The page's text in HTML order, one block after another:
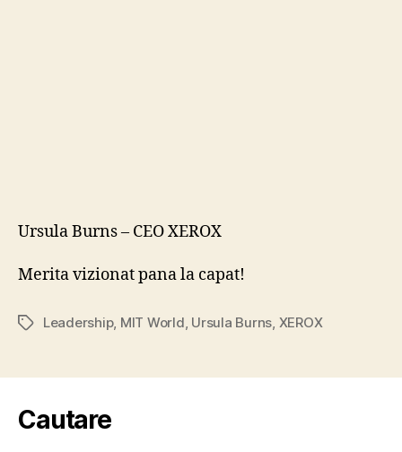
Ursula Burns – CEO XEROX
Merita vizionat pana la capat!
TagsLeadership, MIT World Ursula Burns XEROX
Cautare